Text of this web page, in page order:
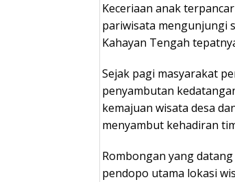
Keceriaan anak
pariwisata mengunjungi
Kahayan Tengah
Sejak pagi masyarakat
penyambutan
kemajuan wisata desa
menyambut kehadiran
Rombongan yang
pendopo utama lokasi